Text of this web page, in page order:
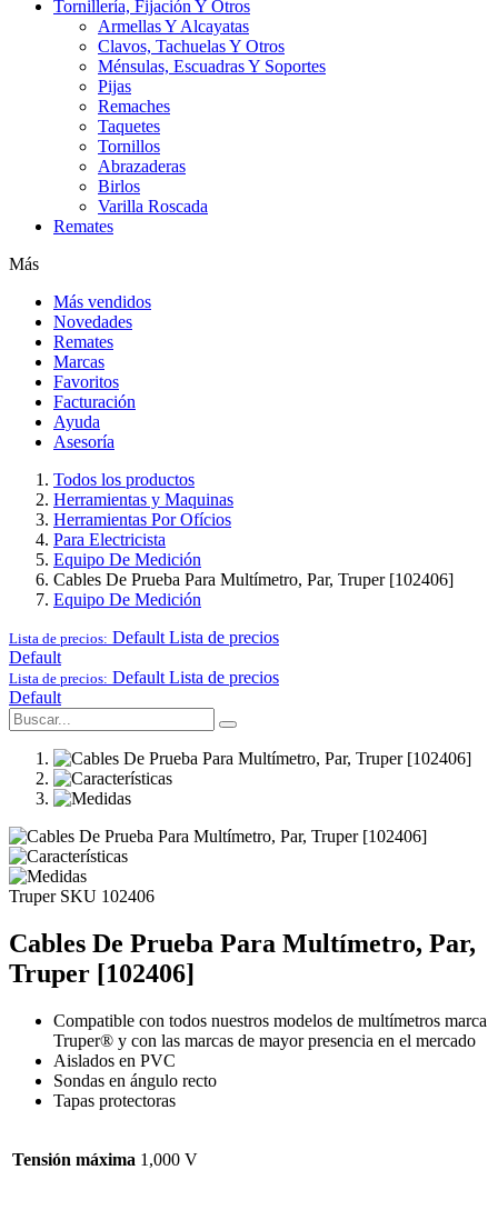
Tornillería, Fijación Y Otros
Armellas Y Alcayatas
Clavos, Tachuelas Y Otros
Ménsulas, Escuadras Y Soportes
Pijas
Remaches
Taquetes
Tornillos
Abrazaderas
Birlos
Varilla Roscada
Remates
Más
Más vendidos
Novedades
Remates
Marcas
Favoritos
Facturación
Ayuda
Asesoría
Todos los productos
Herramientas y Maquinas
Herramientas Por Ofícios
Para Electricista
Equipo De Medición
Cables De Prueba Para Multímetro, Par, Truper [102406]
Equipo De Medición
Lista de precios: Default Lista de precios
Default
Lista de precios: Default Lista de precios
Default
Truper SKU 102406
Cables De Prueba Para Multímetro, Par,
Truper [102406]
Compatible con todos nuestros modelos de multímetros marca
Truper® y con las marcas de mayor presencia en el mercado
Aislados en PVC
Sondas en ángulo recto
Tapas protectoras
Tensión máxima 1,000 V